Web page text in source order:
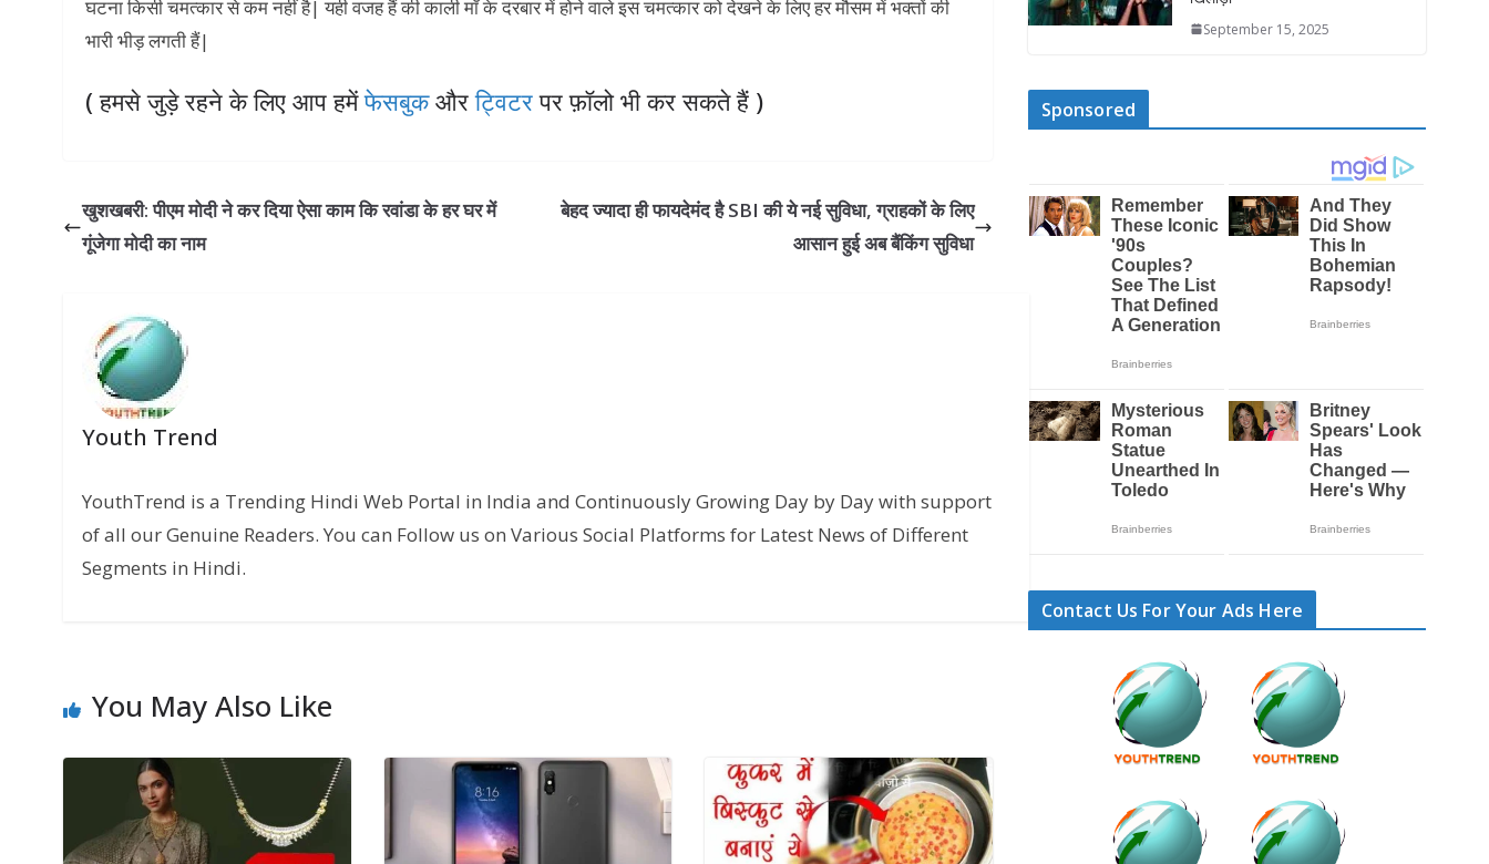
घटना किसी चमत्कार से कम नहीं है| यही वजह हैं की काली माँ के दरबार में होने वाले इस चमत्कार को देखने के लिए हर मौसम में भक्तों की
भारी भीड़ लगती हैं|
( हमसे जुड़े रहने के लिए आप हमेंफेसबुकऔरट्विटरपर फ़ॉलो भी कर सकते हैं )
खुशखबरी: पीएम मोदी ने कर दिया ऐसा काम कि रवांडा के हर घर में
गूंजेगा मोदी का नाम
बेहद ज्‍यादा ही फायदेमंद है SBI की ये नई सुविधा, ग्राहकों के लिए
आसान हुई अब बैंकिंग सुविधा
Youth Trend
YouthTrend is a Trending Hindi Web Portal in India and Continuously Growing Day by Day with support
of all our Genuine Readers. You can Follow us on Various Social Platforms for Latest News of Different
Segments in Hindi.
You May Also Like
September 15, 2025
Sponsored
Contact Us For Your Ads Here